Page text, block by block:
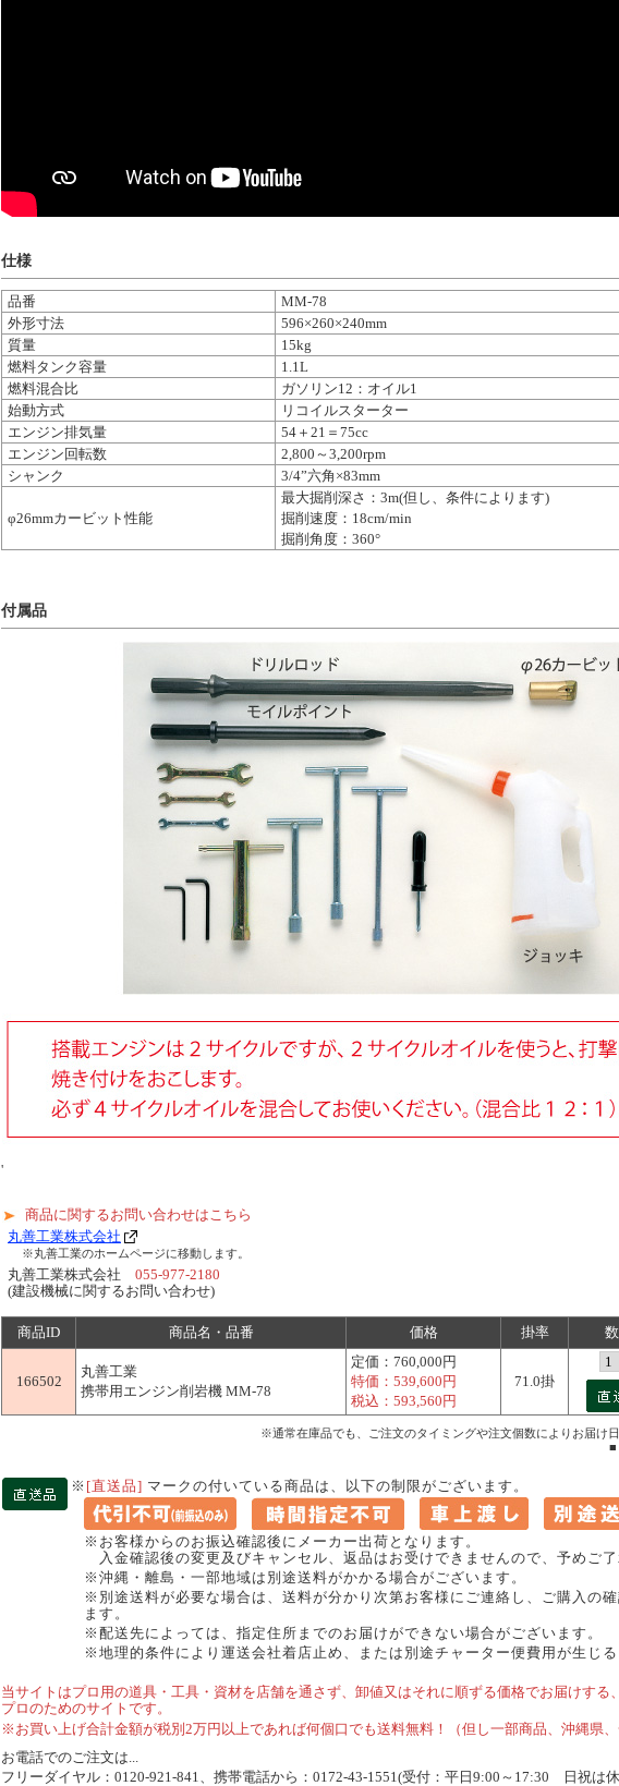
仕様
品番
MM-78
外形寸法
596×260×240mm
質量
15kg
燃料タンク容量
1.1L
燃料混合比
ガソリン12：オイル1
始動方式
リコイルスターター
エンジン排気量
54＋21＝75cc
エンジン回転数
2,800～3,200rpm
シャンク
3/4”六角×83mm
φ26mmカービット性能
最大掘削深さ：3m(但し、条件によります)
掘削速度：18cm/min
掘削角度：360°
付属品
'
商品に関するお問い合わせはこちら
丸善工業株式会社
※丸善工業のホームページに移動します。
丸善工業株式会社 055-977-2180
(建設機械に関するお問い合わせ)
商品ID 商品名・品番 価格 掛率
166502
丸善工業
携帯用エンジン削岩機 MM-78
定価： 760,000円
特価： 539,600円
税込： 593,560円
71.0掛
※通常在庫品でも、ご注文のタイミングや注文個数によりお届け
■
※ [直送品] マークの付いている商品は、以下の制限がございます。
※お客様からのお振込確認後にメーカー出荷となります。
入金確認後の変更及びキャンセル、返品はお受けできませんので、予めご了
※沖縄・離島・一部地域は別途送料がかかる場合がございます。
※別途送料が必要な場合は、送料が分かり次第お客様にご連絡し、ご購入の
ます。
※配送先によっては、指定住所までのお届けができない場合がございます。
※地理的条件により運送会社着店止め、または別途チャーター便費用が生じる
当サイトはプロ用の道具・工具・資材を店舗を通さず、卸値又はそれに順ずる価格でお届けする、
プロのためのサイトです。
※お買い上げ合計金額が税別2万円以上であれば何個口でも送料無料！（但し一部商品、沖縄県、
お電話でのご注文は...
フリーダイヤル：0120-921-841、携帯電話から：0172-43-1551(受付：平日9:00～17:30 日祝は